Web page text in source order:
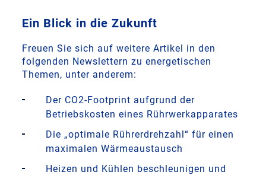
Ein Blick in die Zukunft
Freuen Sie sich auf weitere Artikel in den
folgenden Newslettern zu energetischen
Themen, unter anderem:
Der CO2-Footprint aufgrund der
Betriebskosten eines Rührwerkapparates
Die „optimale Rührerdrehzahl“ für einen
maximalen Wärmeaustausch
Heizen und Kühlen beschleunigen und